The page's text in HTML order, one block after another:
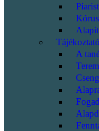
Kórus
A